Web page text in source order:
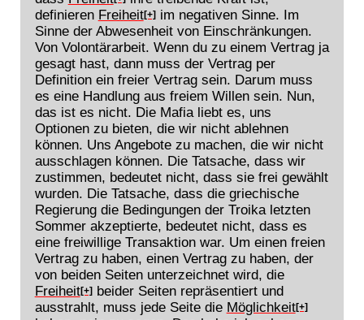
definieren Freiheit[+]im negativen Sinne. Im
Sinne der Abwesenheit von Einschränkungen.
Von Volontärarbeit. Wenn du zu einem Vertrag ja
gesagt hast, dann muss der Vertrag per
Definition ein freier Vertrag sein. Darum muss
es eine Handlung aus freiem Willen sein. Nun,
das ist es nicht. Die Mafia liebt es, uns
Optionen zu bieten, die wir nicht ablehnen
können. Uns Angebote zu machen, die wir nicht
ausschlagen können. Die Tatsache, dass wir
zustimmen, bedeutet nicht, dass sie frei gewählt
wurden. Die Tatsache, dass die griechische
Regierung die Bedingungen der Troika letzten
Sommer akzeptierte, bedeutet nicht, dass es
eine freiwillige Transaktion war. Um einen freien
Vertrag zu haben, einen Vertrag zu haben, der
von beiden Seiten unterzeichnet wird, die
Freiheit[+]beider Seiten repräsentiert und
ausstrahlt, muss jede Seite die Möglichkeit[+]